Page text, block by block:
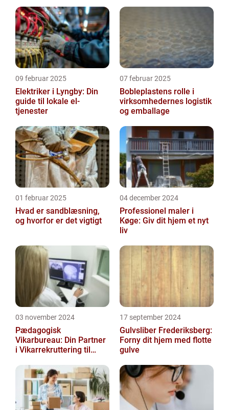
09 februar 2025
Elektriker i Lyngby: Din
guide til lokale el-
tjenester
07 februar 2025
Bobleplastens rolle i
virksomhedernes logistik
og emballage
01 februar 2025
Hvad er sandblæsning,
og hvorfor er det vigtigt
04 december 2024
Professionel maler i
Køge: Giv dit hjem et nyt
liv
03 november 2024
Pædagogisk
Vikarbureau: Din Partner
i Vikarrekruttering til
17 september 2024
Gulvsliber Frederiksberg:
Forny dit hjem med flotte
gulve